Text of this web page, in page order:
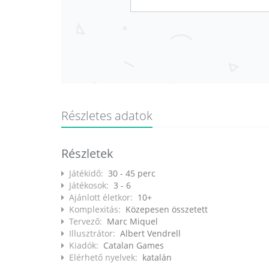
Részletes adatok
Részletek
Játékidő: 30 - 45 perc
Játékosok: 3 - 6
Ajánlott életkor: 10+
Komplexitás: Közepesen összetett
Tervező: Marc Miquel
Illusztrátor: Albert Vendrell
Kiadók: Catalan Games
Elérhető nyelvek: katalán